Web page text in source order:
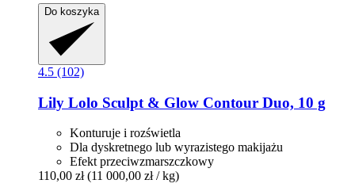
Do koszyka
4.5 (102)
Lily Lolo Sculpt & Glow Contour Duo, 10 g
Konturuje i rozświetla
Dla dyskretnego lub wyrazistego makijażu
Efekt przeciwzmarszczkowy
110,00 zł (11 000,00 zł / kg)